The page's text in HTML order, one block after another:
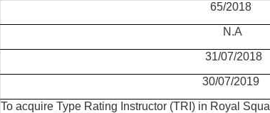
65/2018
N.A
31/07/2018
30/07/2019
To acquire Type Rating Instructor (TRI) in Royal